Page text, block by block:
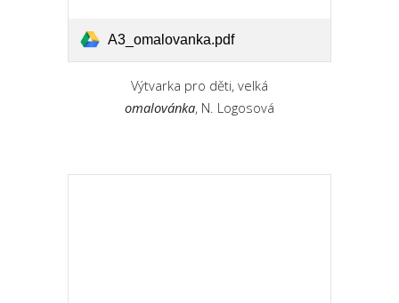
A3_omalovanka.pdf
Výtvarka pro děti, velká
omalovánka, N. Logosová